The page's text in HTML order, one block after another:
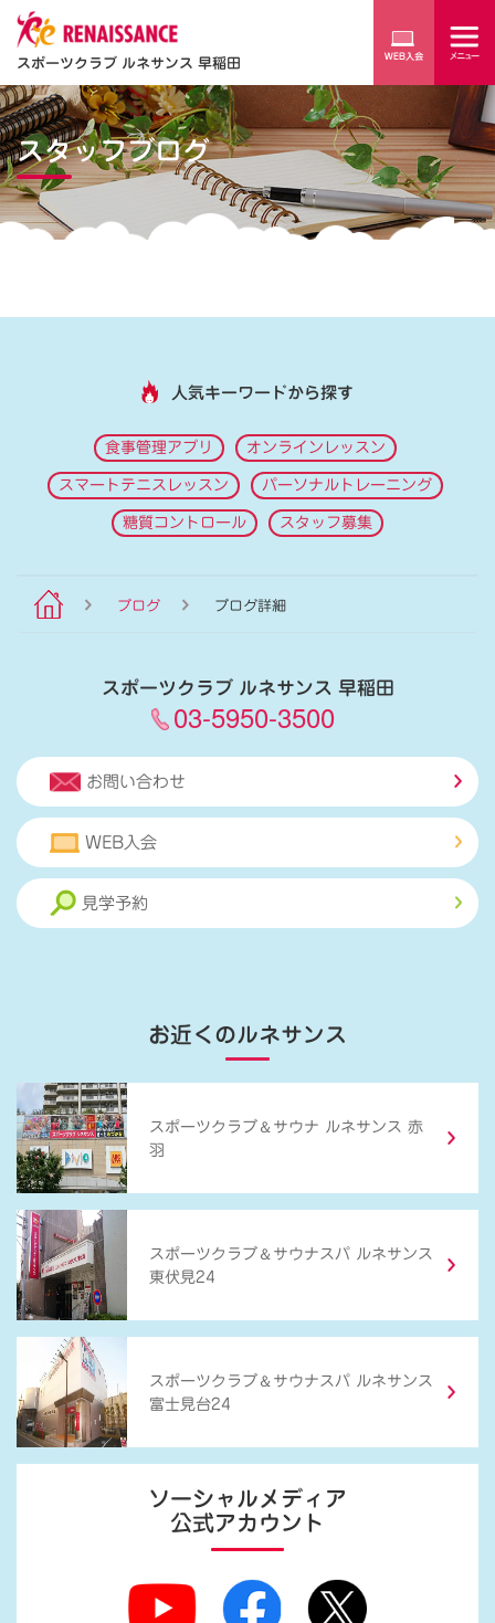
スポーツクラブ ルネサンス 早稲田
スタッフブログ
人気キーワードから探す
食事管理アプリ オンラインレッスン
スマートテニスレッスン パーソナルトレーニング
糖質コントロール スタッフ募集
ブログ ブログ詳細
スポーツクラブ ルネサンス 早稲田
03-5950-3500
お問い合わせ
WEB入会
見学予約
お近くのルネサンス
スポーツクラブ ＆ サウナ ルネサンス 赤
羽
スポーツクラブ ＆ サウナスパ ルネサンス
東伏見24
スポーツクラブ ＆ サウナスパ ルネサンス
富士見台24
ソーシャルメディア
公式アカウント